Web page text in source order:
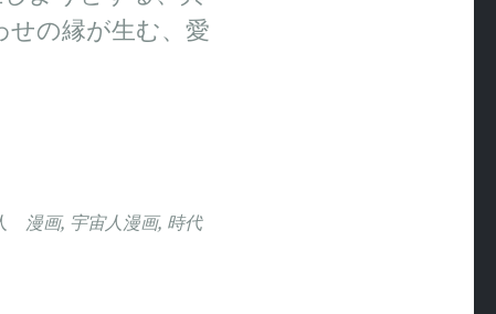
せの縁が生む、愛
漫画, 宇宙人漫画, 時代